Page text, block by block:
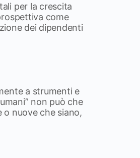
per la crescita
come
dei dipendenti
a strumenti e
non può che
nuove che siano,